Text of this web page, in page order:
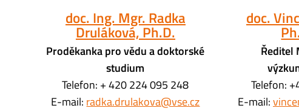
doc. Ing. Mgr. Radka
Druláková, Ph.D.
Proděkanka pro vědu a doktorské
studium
Telefon: + 420 224 095 248
E-mail: radka.drulakova@vse.cz
doc.
Ředitel
Telefon:
E-mail: